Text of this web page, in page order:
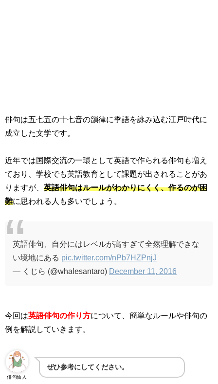
俳句は五七五の十七音の韻律に季語を詠み込む江戸時代に
成立した文学です。
近年では国際交流の一環として英語で作られる俳句も増え
ており、学校でも英語教育として課題が出されることがあ
りますが、 英語俳句はルールがわかりにくく、作るのが困
難に思われる人も多いでしょう。
英語俳句、自分にはレベルが高すぎて全然理解できな
い境地にある pic.twitter.com/nPb7HZPnjJ
— くじら (@whalesantaro) December 11, 2016
今回は英語俳句の作り方について、簡単なルールや俳句の
例を解説していきます。
俳句仙人
ぜひ参考にしてください。